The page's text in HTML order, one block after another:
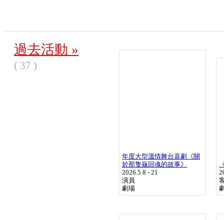
過去活動 »
( 37 )
年度大型溫情舞台喜劇《關
於那隻龜回魂的故事》
2026.5.8 - 21
演員
劇場